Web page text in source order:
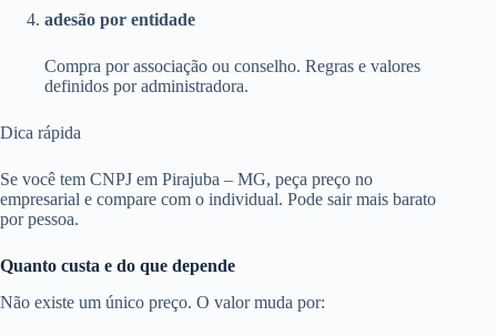
adesão por entidade
Compra por associação ou conselho. Regras e valores
definidos por administradora.
Dica rápida
Se você tem CNPJ em Pirajuba – MG, peça preço no
empresarial e compare com o individual. Pode sair mais barato
por pessoa.
Quanto custa e do que depende
Não existe um único preço. O valor muda por: